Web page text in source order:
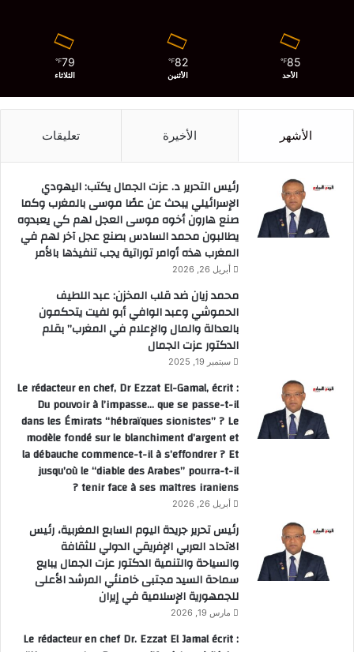
85
℉
الأحد
82
℉
الأثنين
79
℉
الثلاثاء
الأشهر الأخيرة تعليقات
رئيس التحرير د. عزت الجمال يكتب: اليهودي
الإسرائيلي يبحث عن عصًا موسى بالمغرب وكما
صنع هارون أخوه موسى العجل لهم كي يعبدوه
يطالبون محمد السادس بصنع عجل آخر لهم في
المغرب هذه أوامر توراتية يجب تنفيذها بالأمر
أبريل 26, 2026
محمد زيان ضد قلب المخزن: عبد اللطيف
الحموشي وعبد الوافي أبو لفيت يتحكمون
بالعدالة والمال والإعلام في المغرب” بقلم
الدكتور عزت الجمال
سبتمبر 19, 2025
Le rédacteur en chef, Dr Ezzat El-Gamal, écrit :
Du pouvoir à l’impasse… que se passe-t-il
dans les Émirats “hébraïques sionistes” ? Le
modèle fondé sur le blanchiment d’argent et
la débauche commence-t-il à s’effondrer ? Et
jusqu’où le “diable des Arabes” pourra-t-il
tenir face à ses maîtres iraniens ?
أبريل 26, 2026
رئيس تحرير جريدة اليوم السابع المغربية، رئيس
الاتحاد العربي الإفريقي الدولي للثقافة
والسياحة والتنمية الدكتور عزت الجمال يبايع
سماحة السيد مجتبى خامنئي المرشد الأعلى
للجمهورية الإسلامية في إيران
مارس 19, 2026
Le rédacteur en chef Dr. Ezzat El Jamal écrit :